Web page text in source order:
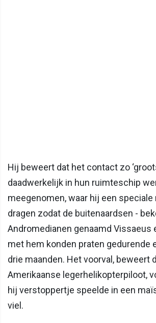
Hij beweert dat het contact zo
daadwerkelijk in hun ruimteschip
meegenomen, waar hij een
dragen zodat de buitenaardsen -
Andromedianen genaamd Vissaeus
met hem konden praten gedurende
drie maanden. Het voorval, beweert
Amerikaanse legerhelikopterpiloot,
hij verstoppertje speelde in een
viel.